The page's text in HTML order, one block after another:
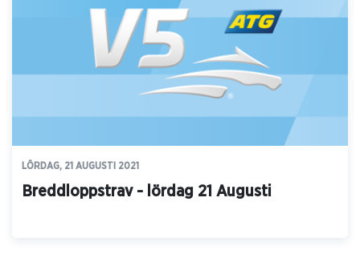
LÖRDAG, 21 AUGUSTI 2021
Breddloppstrav - lördag 21 Augusti